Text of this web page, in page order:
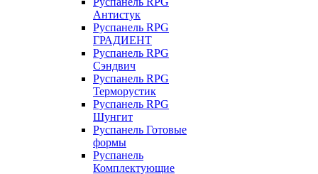
Антистук
Руспанель RPG
ГРАДИЕНТ
Руспанель RPG
Сэндвич
Руспанель RPG
Терморустик
Руспанель RPG
Шунгит
Руспанель Готовые
формы
Руспанель
Комплектующие